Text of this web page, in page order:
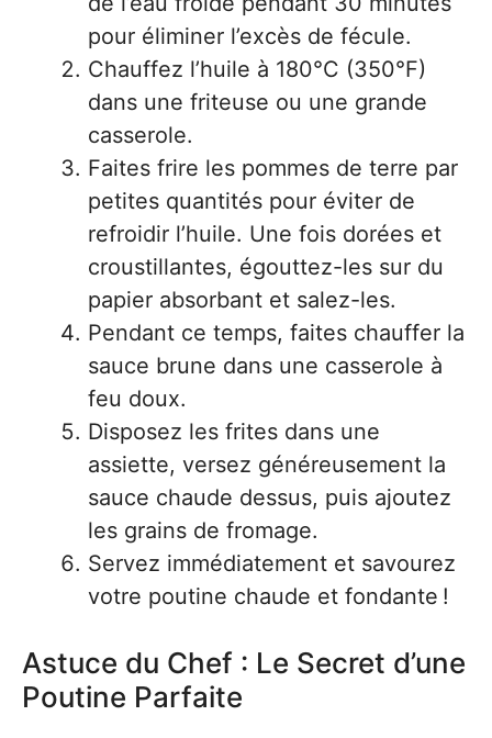
pour éliminer l’excès de fécule.
Chauffez l’huile à 180°C (350°F)
dans une friteuse ou une grande
casserole.
Faites frire les pommes de terre par
petites quantités pour éviter de
refroidir l’huile. Une fois dorées et
croustillantes, égouttez-les sur du
papier absorbant et salez-les.
Pendant ce temps, faites chauffer la
sauce brune dans une casserole à
feu doux.
Disposez les frites dans une
assiette, versez généreusement la
sauce chaude dessus, puis ajoutez
les grains de fromage.
Servez immédiatement et savourez
votre poutine chaude et fondante !
Astuce du Chef : Le Secret d’une
Poutine Parfaite